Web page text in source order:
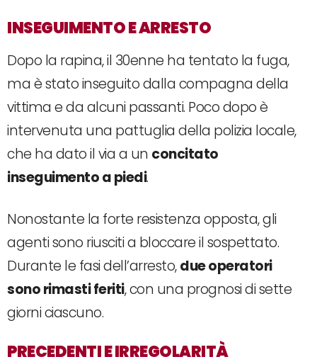
INSEGUIMENTO E ARRESTO
Dopo la rapina, il 30enne ha tentato la fuga,
ma è stato inseguito dalla compagna della
vittima e da alcuni passanti. Poco dopo è
intervenuta una pattuglia della polizia locale,
che ha dato il via a un concitato
inseguimento a piedi.
Nonostante la forte resistenza opposta, gli
agenti sono riusciti a bloccare il sospettato.
Durante le fasi dell’arresto,due operatori
sono rimasti feriti, con una prognosi di sette
giorni ciascuno.
PRECEDENTI E IRREGOLARITÀ